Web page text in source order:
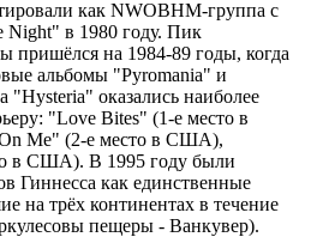
как NWOBHM-группа с
Night" в 1980 году. Пик
пришёлся на 1984-89 годы, когда
альбомы "Pyromania" и
оказались наиболее
"Love Bites" (1-е место в
Me" (2-е место в США),
в США). В 1995 году были
Гиннесса как единственные
на трёх континентах в течение
пещеры - Ванкувер).